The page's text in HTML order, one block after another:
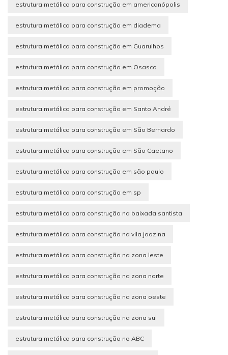
estrutura metálica para construção em americanópolis
estrutura metálica para construção em diadema
estrutura metálica para construção em Guarulhos
estrutura metálica para construção em Osasco
estrutura metálica para construção em promoção
estrutura metálica para construção em Santo André
estrutura metálica para construção em São Bernardo
estrutura metálica para construção em São Caetano
estrutura metálica para construção em são paulo
estrutura metálica para construção em sp
estrutura metálica para construção na baixada santista
estrutura metálica para construção na vila joazina
estrutura metálica para construção na zona leste
estrutura metálica para construção na zona norte
estrutura metálica para construção na zona oeste
estrutura metálica para construção na zona sul
estrutura metálica para construção no ABC